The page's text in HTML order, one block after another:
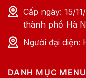
Cấp ngày: 15/
thành phố Hà
Người đại diện:
DANH MỤC MENU